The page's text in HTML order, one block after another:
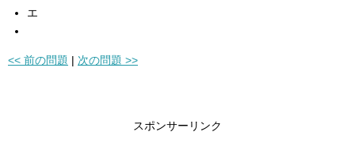
エ
<< 前の問題 | 次の問題 >>
スポンサーリンク